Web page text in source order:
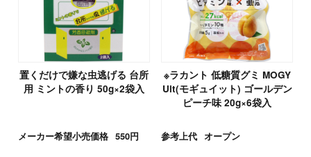
置くだけで嫌な虫逃げる 台所
用 ミントの香り 50g×2袋入
メーカー希望小売価格 550円
※ラカント 低糖質グミ MOGY
Uit(モギュイット) ゴールデン
ピーチ味 20g×6袋入
参考上代 オープン